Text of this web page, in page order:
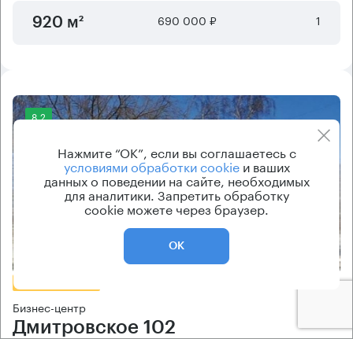
920 м² 690 000 ₽ 1
8.2
Бизнес-центр
Дмитровское 102
Нажмите “ОК”, если вы соглашаетесь с
условиями обработки cookieи ваших
данных о поведении на сайте, необходимых
для аналитики. Запретить обработку
cookie можете через браузер.
ОК